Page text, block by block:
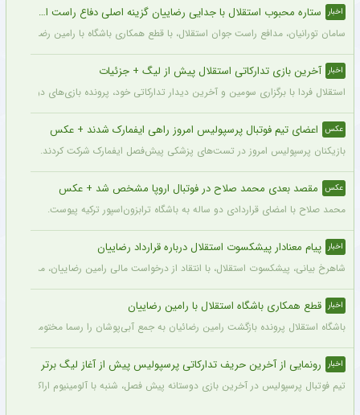
اخبار ستاره محبوب استقلال با جدایی رضاییان گزینه اصلی دفاع راست این تیم
سامان تورانیان، مدافع راست جوان استقلال، با قطع همکاری باشگاه با رامین رضاییان،
اخبار آخرین بازی تدارکاتی استقلال پیش از لیگ + جزئیات
استقلال فردا با برگزاری سومین و آخرین دیدار تدارکاتی خود، پرونده بازی‌های
عکس اعضای تیم فوتبال پرسپولیس امروز راهی ایفمارک شدند + عکس
بازیکنان پرسپولیس امروز در تست‌های پزشکی پیش‌فصل ایفمارک شرکت کردند. این
عکس مقصد بعدی محمد صلاح در فوتبال اروپا مشخص شد + عکس
محمد صلاح با امضای قراردادی دو ساله به باشگاه ترابزون‌اسپور ترکیه پیوست.
اخبار پیام معنادار پیشکسوت استقلال درباره قرارداد رضاییان
شاهرخ بیانی، پیشکسوت استقلال، با انتقاد از درخواست مالی رامین رضاییان، مدعی
اخبار قطع همکاری باشگاه استقلال با رامین رضاییان
باشگاه استقلال پرونده بازگشت رامین رضائیان به جمع آبی‌پوشان را رسما مختومه اعلام
اخبار رونمایی از آخرین حریف تدارکاتی پرسپولیس پیش از آغاز لیگ برتر
تیم فوتبال پرسپولیس در آخرین بازی دوستانه پیش فصل، شنبه با آلومینیوم اراک دیدار